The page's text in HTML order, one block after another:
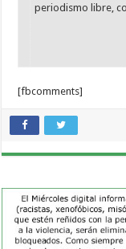
periodismo libre,
[fbcomments]